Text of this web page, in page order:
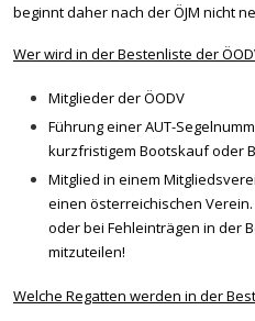
beginnt daher nach der ÖJM nicht
Wer wird in der Bestenliste der
Mitglieder der ÖODV
Führung einer AUT-
kurzfristigem Bootskauf oder
Mitglied in einem
einen österreichischen
oder bei Fehleinträgen in der
mitzuteilen!
Welche Regatten werden in der